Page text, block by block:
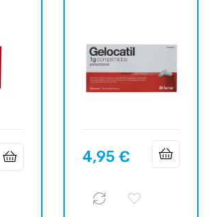
Precio
4,95 €